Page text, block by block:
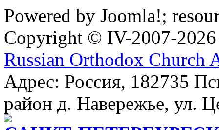
Powered by Joomla!;
Copyright © IV-2007-2026
Russian Orthodox Church
Адрес: Россия, 182735
район д. Навережье, ул.